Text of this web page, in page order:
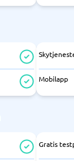
Mobilapp
Gratis